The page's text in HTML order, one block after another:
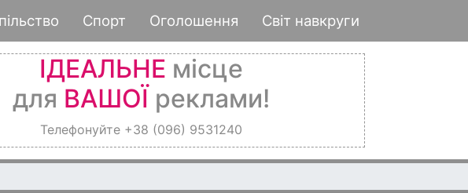
Спорт Оголошення Світ навкруги
ІДЕАЛЬНЕ місце
для ВАШОЇ реклами!
Телефонуйте +38 (096) 9531240